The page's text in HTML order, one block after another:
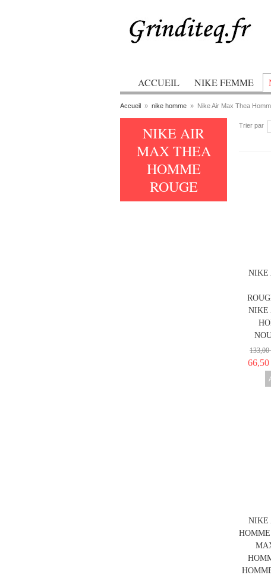
ACCUEIL NIKE FEMME
Accueil » nike homme » Nike Air Max Thea
Trier par
NIKE
NIKE
133,00
66,50
NIKE
NIKE AIR
MAX THEA
HOMME
ROUGE